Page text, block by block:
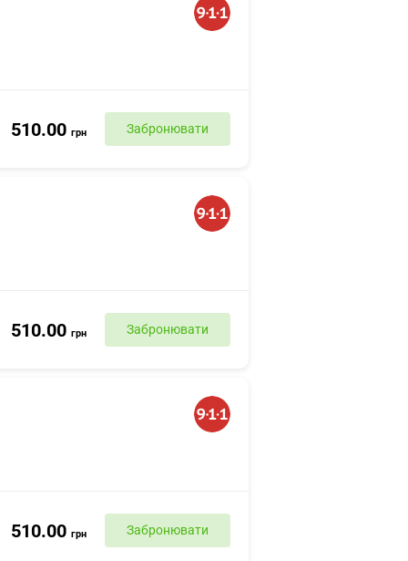
510.00 грн Забронювати
510.00 грн Забронювати
510.00 грн Забронювати